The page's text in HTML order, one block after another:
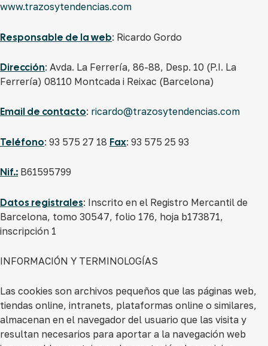
www.trazosytendencias.com
Responsable de la web: Ricardo Gordo
Dirección: Avda. La Ferrería, 86-88, Desp. 10 (P.I. La
Ferrería) 08110 Montcada i Reixac (Barcelona)
Email de contacto: ricardo@trazosytendencias.com
Teléfono: 93 575 27 18 Fax: 93 575 25 93
Nif.: B61595799
Datos registrales: Inscrito en el Registro Mercantil de
Barcelona, tomo 30547, folio 176, hoja b173871,
inscripción 1
INFORMACIÓN Y TERMINOLOGÍAS
Las cookies son archivos pequeños que las páginas web,
tiendas online, intranets, plataformas online o similares,
almacenan en el navegador del usuario que las visita y
resultan necesarios para aportar a la navegación web